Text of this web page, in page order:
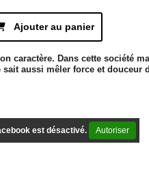
Ajouter au panier
caractère. Dans cette société
aussi mêler force et douceur
est désactivé. Autoriser